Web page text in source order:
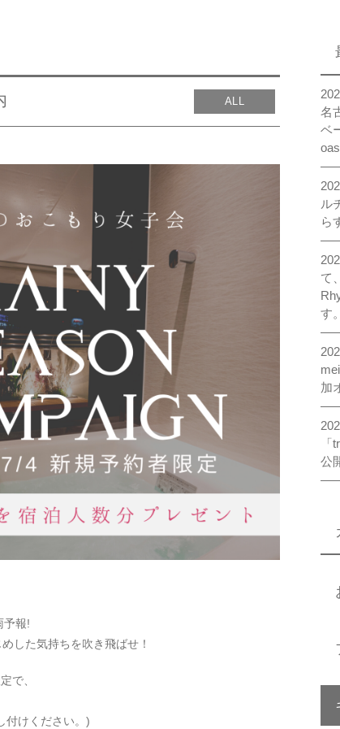
ALL
予報!
した気持ちを吹き飛ばせ！
で、
付けください。)
名
ベ
ル
ら
て
す
加
公
osu I
osu akamon
sakae oasis